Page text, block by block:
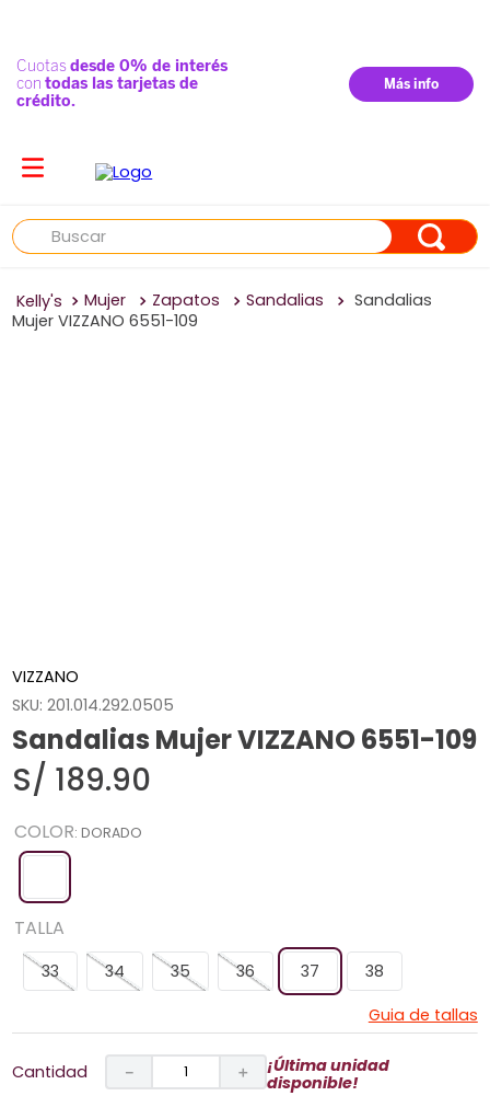
Buscar
Mujer Zapatos Sandalias
Sandalias
Mujer VIZZANO 6551-109
VIZZANO
SKU:201.014.292.0505
Sandalias Mujer VIZZANO 6551-109
S/ 189.90
COLOR: DORADO
TALLA
33 34 35 36 37
38
Guia de tallas
Cantidad ＋
－
¡Última unidad
disponible!